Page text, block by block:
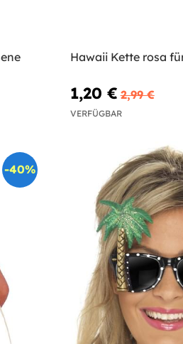
Hawaii Kette rosa
1,20 € 2,99 €
VERFÜGBAR
-40%